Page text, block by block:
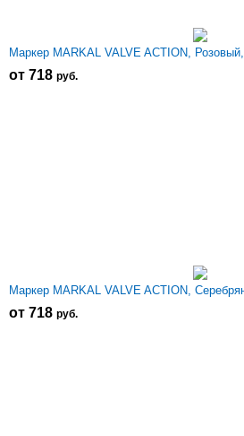
Маркер MARKAL VALVE ACTION,
от 718 руб.
Маркер MARKAL VALVE ACTION,
от 718 руб.